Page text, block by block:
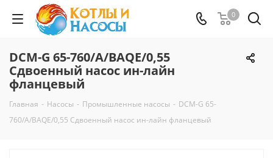
0
DCM-G 65-760/A/BAQE/0,55
Сдвоенный насос ин-лайн
фланцевый
Главная - Насосы - Промышленные насосы - DCM-G 65-
760/A/BAQE/0,55 Сдвоенный насос ин-лайн фланцевый